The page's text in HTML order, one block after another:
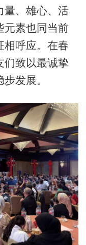
量、雄心、活
元素也同当前
相呼应。在春
们致以最诚挚
发展。